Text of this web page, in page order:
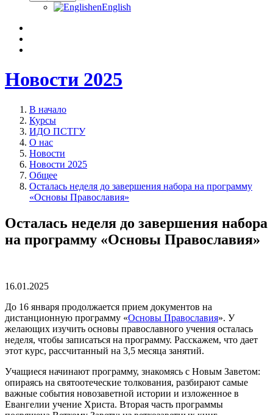
enEnglish
Новости 2025
В начало
Курсы
ИДО ПСТГУ
О нас
Новости
Новости 2025
Общее
Осталась неделя до завершения набора на программу
«Основы Православия»
Осталась неделя до завершения набора
на программу «Основы Православия»
16.01.2025
До 16 января продолжается прием документов на
дистанционную программу «Основы Православия». У
желающих изучить основы православного учения осталась
неделя, чтобы записаться на программу. Расскажем, что дает
этот курс, рассчитанный на 3,5 месяца занятий.
Учащиеся начинают программу, знакомясь с Новым Заветом:
опираясь на святоотеческие толкования, разбирают самые
важные события новозаветной истории и изложенное в
Евангелии учение Христа. Вторая часть программы